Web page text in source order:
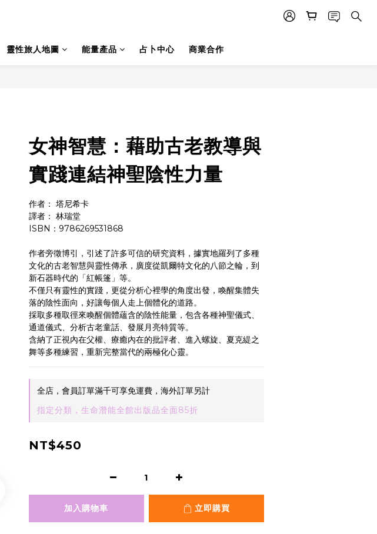
靈性旅人地圖 能量產品 占卜中心 商業合作
女神智慧：藉助古老教導與
實踐連結神聖陰性力量
作者： 塔尼希卡
譯者： 林瑞堂
ISBN：9786269531868
作者旁徵博引，引述了許多可信的研究資料，據實地羅列了多種
文化的古老智慧與靈性傳承，廣度從凱爾特文化的八節之輪，到
新石器時代的「紅帳篷」等。
不僅只有靈性的實踐，更從分析心裡學的角度出發，喚醒集體失
落的陰性面向，好讓每個人走上個體化的道路。
採取多種取徑來喚醒個體蘊含的陰性能量，包含各種神聖儀式、
通道儀式、分析古老童話、發展月亮特質等。
含納了正視內在父權、療癒內在的批評者、進入螺旋、夏克緹之
舞等多種練習，重新完整當代的兩極化心靈。
全店，會員訂單滿千可享免運費，海外訂單另計
指定分類，生命潛能全館出版品全面85折
NT$450
加入購物車 立即購買